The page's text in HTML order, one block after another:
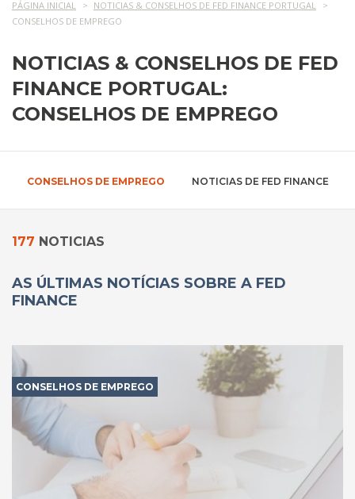
PÁGINA INICIAL
NOTICIAS & CONSELHOS DE FED FINANCE PORTUGAL
CONSELHOS DE EMPREGO
NOTICIAS & CONSELHOS DE FED
FINANCE PORTUGAL:
CONSELHOS DE EMPREGO
CONSELHOS DE EMPREGO NOTICIAS DE FED FINANCE
177 NOTICIAS
AS ÚLTIMAS NOTÍCIAS SOBRE A FED
FINANCE
CONSELHOS DE EMPREGO